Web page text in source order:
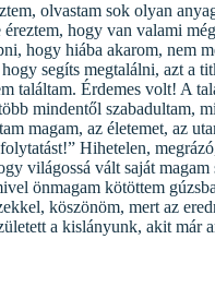
olvastam sok olyan
éreztem, hogy van valami
hogy hiába akarom, nem
segíts megtalálni, azt a
találtam. Érdemes volt! A
mindentől szabadultam,
magam, az életemet, az
Hihetelen,
világossá vált saját magam
önmagam kötöttem
köszönöm, mert az
a kislányunk, akit már